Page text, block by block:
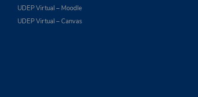
UDEP Virtual – Moodle
UDEP Virtual – Canvas